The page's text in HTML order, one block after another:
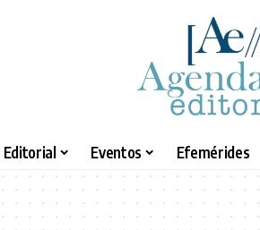
Editorial Eventos Efemérides